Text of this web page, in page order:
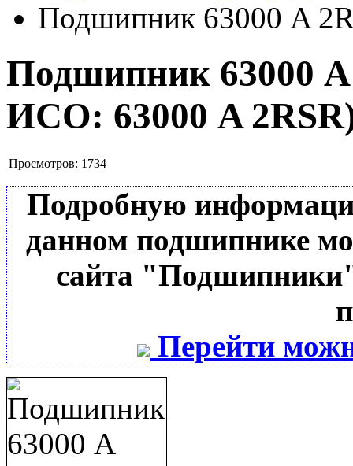
Подшипник 63000 A
Подшипник 63000
ИСО: 63000 A 2RSR
Просмотров: 1734
Подробную
данном подшипнике
сайта
Перейти